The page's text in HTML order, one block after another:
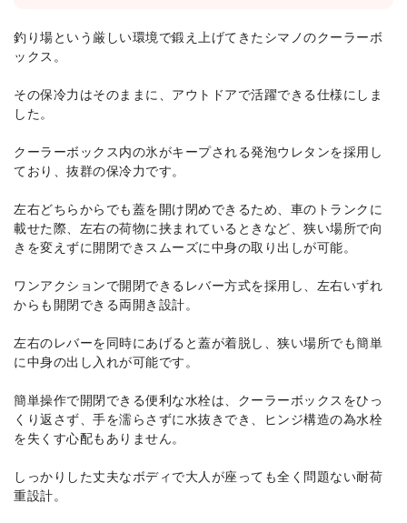
釣り場という厳しい環境で鍛え上げてきたシマノのクーラーボ
ックス。
その保冷力はそのままに、アウトドアで活躍できる仕様にしま
した。
クーラーボックス内の氷がキープされる発泡ウレタンを採用し
ており、抜群の保冷力です。
左右どちらからでも蓋を開け閉めできるため、車のトランクに
載せた際、左右の荷物に挟まれているときなど、狭い場所で向
きを変えずに開閉できスムーズに中身の取り出しが可能。
ワンアクションで開閉できるレバー方式を採用し、左右いずれ
からも開閉できる両開き設計。
左右のレバーを同時にあげると蓋が着脱し、狭い場所でも簡単
に中身の出し入れが可能です。
簡単操作で開閉できる便利な水栓は、クーラーボックスをひっ
くり返さず、手を濡らさずに水抜きでき、ヒンジ構造の為水栓
を失くす心配もありません。
しっかりした丈夫なボディで大人が座っても全く問題ない耐荷
重設計。